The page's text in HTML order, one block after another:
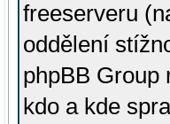
freeserveru
oddělení
phpBB Group
kdo a kde